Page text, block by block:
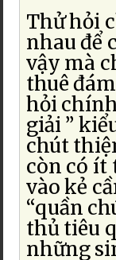
Thử hỏi
nhau để
vậy mà
thuê
hỏi
giải ”
chút
còn có ít
vào kẻ
“quần
thủ tiêu
những